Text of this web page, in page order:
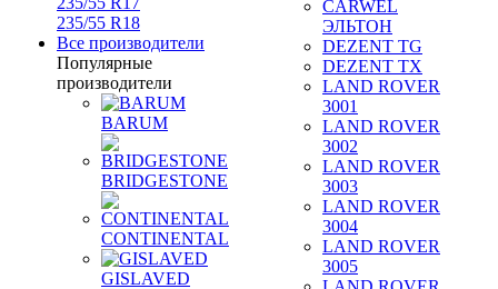
235/55 R18
Все производители
Популярные
производители
BARUM
BRIDGESTONE
CONTINENTAL
GISLAVED
CARWEL
ЭЛЬТОН
DEZENT TG
DEZENT TX
LAND ROVER
3001
LAND ROVER
3002
LAND ROVER
3003
LAND ROVER
3004
LAND ROVER
3005